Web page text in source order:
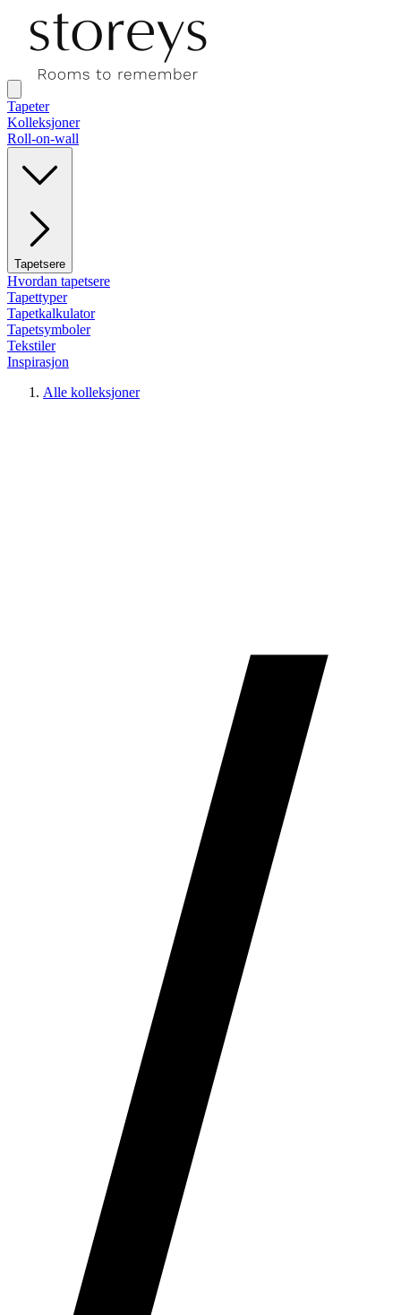
Tapeter
Kolleksjoner
Roll-on-wall
Tapetsere
Hvordan tapetsere
Tapettyper
Tapetkalkulator
Tapetsymboler
Tekstiler
Inspirasjon
Alle kolleksjoner